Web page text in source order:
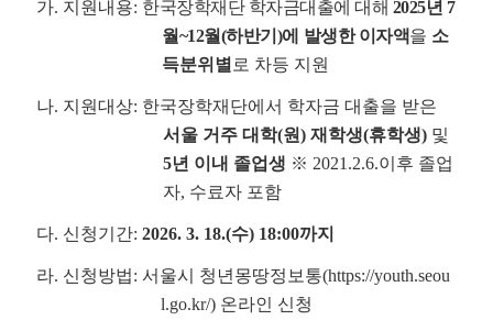
가. 지원내용: 한국장학재단 학자금대출에 대해 2025년 7
월~12월(하반기)에 발생한 이자액을 소
득분위별 로 차등 지원
나. 지원대상: 한국장학재단에서 학자금 대출을 받은
서울 거주 대학(원) 재학생(휴학생) 및
5년 이내 졸업생 ※ 2021.2.6.이후 졸업
자, 수료자 포함
다. 신청기간: 2026. 3. 18.(수) 18:00까지
라. 신청방법: 서울시 청년몽땅정보통(https://youth.seou
l.go.kr/) 온라인 신청